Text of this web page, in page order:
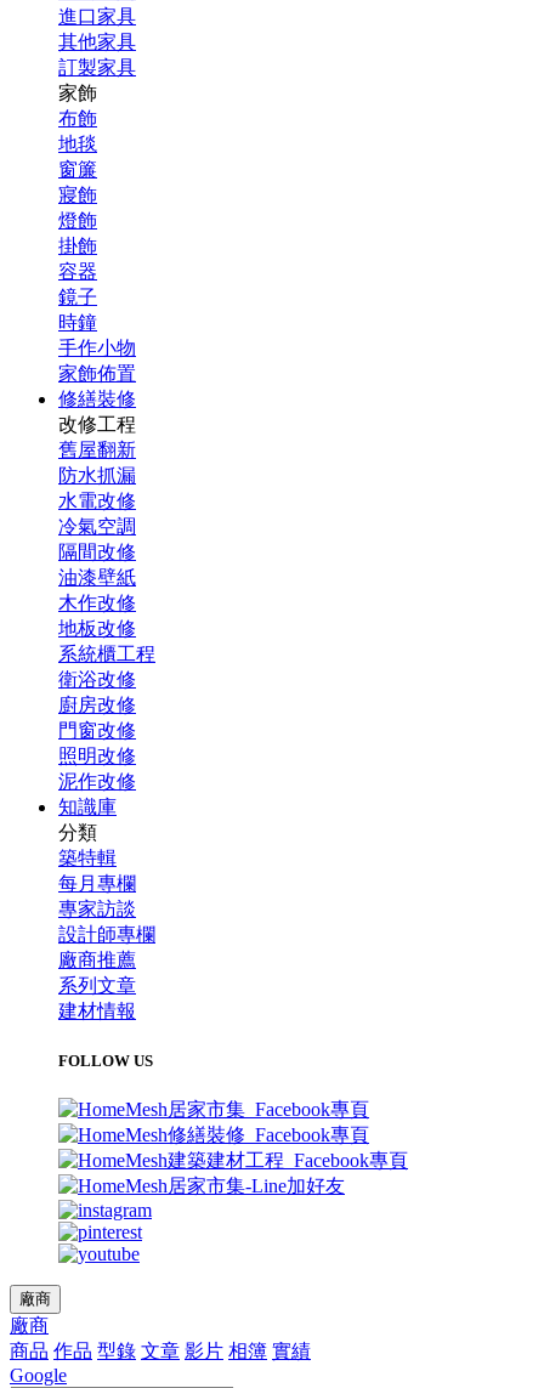
進口家具
其他家具
訂製家具
家飾
布飾
地毯
窗簾
寢飾
燈飾
掛飾
容器
鏡子
時鐘
手作小物
家飾佈置
修繕裝修
改修工程
舊屋翻新
防水抓漏
水電改修
冷氣空調
隔間改修
油漆壁紙
木作改修
地板改修
系統櫃工程
衛浴改修
廚房改修
門窗改修
照明改修
泥作改修
知識庫
分類
築特輯
每月專欄
專家訪談
設計師專欄
廠商推薦
系列文章
建材情報
FOLLOW US
廠商
廠商
商品 作品 型錄 文章 影片 相簿 實績
Google